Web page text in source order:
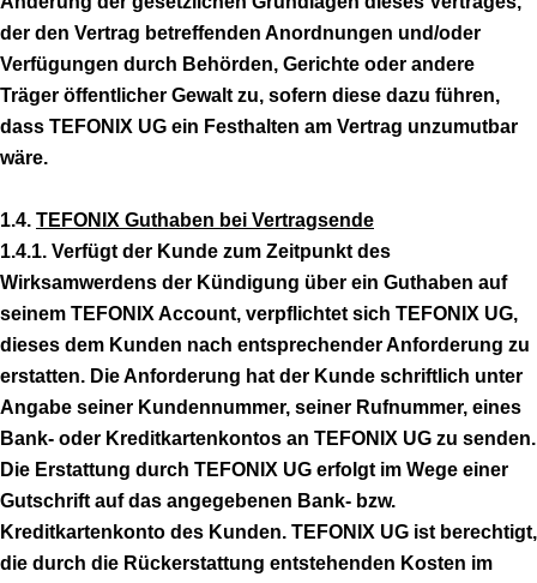
der den Vertrag betreffenden Anordnungen und/oder
Verfügungen durch Behörden, Gerichte oder andere
Träger öffentlicher Gewalt zu, sofern diese dazu führen,
dass TEFONIX UG ein Festhalten am Vertrag unzumutbar
wäre.
1.4. TEFONIX Guthaben bei Vertragsende
1.4.1. Verfügt der Kunde zum Zeitpunkt des
Wirksamwerdens der Kündigung über ein Guthaben auf
seinem TEFONIX Account, verpflichtet sich TEFONIX UG,
dieses dem Kunden nach entsprechender Anforderung zu
erstatten. Die Anforderung hat der Kunde schriftlich unter
Angabe seiner Kundennummer, seiner Rufnummer, eines
Bank- oder Kreditkartenkontos an TEFONIX UG zu senden.
Die Erstattung durch TEFONIX UG erfolgt im Wege einer
Gutschrift auf das angegebenen Bank- bzw.
Kreditkartenkonto des Kunden. TEFONIX UG ist berechtigt,
die durch die Rückerstattung entstehenden Kosten im